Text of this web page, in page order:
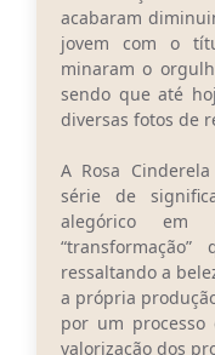
acabaram
jovem com o
minaram o
sendo que até
diversas fotos de
A Rosa
série de
alegórico
ressaltando a
a própria
por um processo
valorização dos